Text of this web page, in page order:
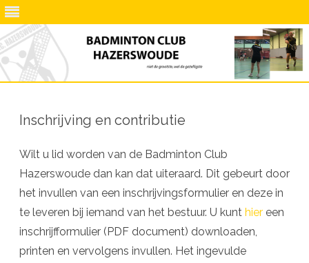
de
Inschrijving en contributie
Wilt u lid worden van de Badminton Club
Hazerswoude dan kan dat uiteraard. Dit gebeurt door
het invullen van een inschrijvingsformulier en deze in
te leveren bij iemand van het bestuur. U kunt hier een
inschrijfformulier (PDF document) downloaden,
printen en vervolgens invullen. Het ingevulde